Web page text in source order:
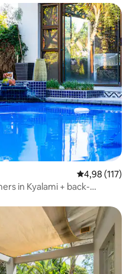
Gemiddelde
4,98 (117)
in Kyalami + back-